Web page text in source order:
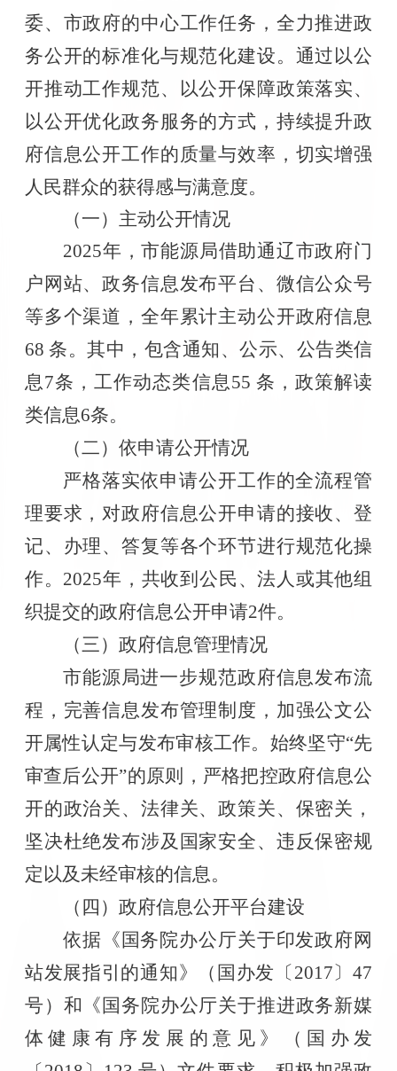
委、市政府的中心工作任务，全力推进政
务公开的标准化与规范化建设。通过以公
开推动工作规范、以公开保障政策落实、
以公开优化政务服务的方式，持续提升政
府信息公开工作的质量与效率，切实增强
人民群众的获得感与满意度。
（一）主动公开情况
2025年，市能源局借助通辽市政府门
户网站、政务信息发布平台、微信公众号
等多个渠道，全年累计主动公开政府信息
68 条。其中，包含通知、公示、公告类信
息7条，工作动态类信息55 条，政策解读
类信息6条。
（二） 依申请公开情况
严格落实依申请公开工作的全流程管
理要求，对政府信息公开申请的接收、登
记、办理、答复等各个环节进行规范化操
作。 2025年，共收到公民、法人或其他组
织提交的政府信息公开申请2件。
（三） 政府信息管理情况
市能源局进一步规范政府信息发布流
程，完善信息发布管理制度，加强公文公
开属性认定与发布审核工作。始终坚守“先
审查后公开”的原则，严格把控政府信息公
开的政治关、法律关、政策关、保密关，
坚决杜绝发布涉及国家安全、违反保密规
定以及未经审核的信息。
（四）政府信息公开平台建设
依据《国务院办公厅关于印发政府网
站发展指引的通知》（国办发〔 2017〕47
号）和《国务院办公厅关于推进政务新媒
体健康有序发展的意见》（国办发